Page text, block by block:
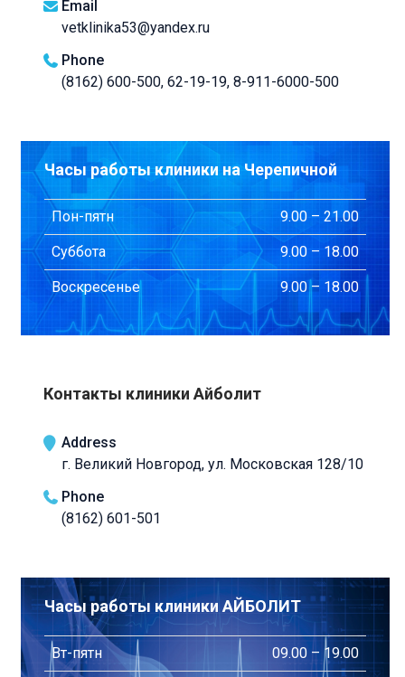
Email
vetklinika53@yandex.ru
Phone
(8162) 600-500, 62-19-19, 8-911-6000-500
Часы работы клиники на Черепичной
Пон-пятн 9.00 – 21.00
Суббота 9.00 – 18.00
Воскресенье 9.00 – 18.00
Контакты клиники Айболит
Address
г. Великий Новгород, ул. Московская 128/10
Phone
(8162) 601-501
Часы работы клиники АЙБОЛИТ
Вт-пятн 09.00 – 19.00